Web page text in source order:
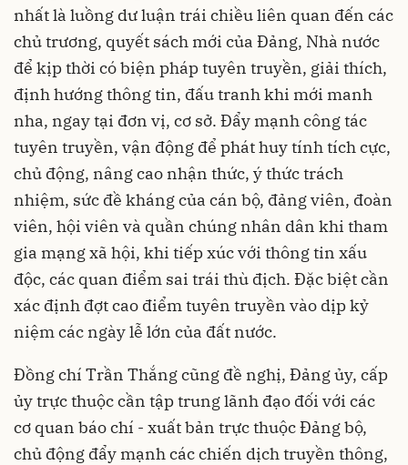
nhất là luồng dư luận trái chiều liên quan đến các
chủ trương, quyết sách mới của Đảng, Nhà nước
để kịp thời có biện pháp tuyên truyền, giải thích,
định hướng thông tin, đấu tranh khi mới manh
nha, ngay tại đơn vị, cơ sở. Đẩy mạnh công tác
tuyên truyền, vận động để phát huy tính tích cực,
chủ động, nâng cao nhận thức, ý thức trách
nhiệm, sức đề kháng của cán bộ, đảng viên, đoàn
viên, hội viên và quần chúng nhân dân khi tham
gia mạng xã hội, khi tiếp xúc với thông tin xấu
độc, các quan điểm sai trái thù địch. Đặc biệt cần
xác định đợt cao điểm tuyên truyền vào dịp kỷ
niệm các ngày lễ lớn của đất nước.
Đồng chí Trần Thắng cũng đề nghị, Đảng ủy, cấp
ủy trực thuộc cần tập trung lãnh đạo đối với các
cơ quan báo chí - xuất bản trực thuộc Đảng bộ,
chủ động đẩy mạnh các chiến dịch truyền thông,